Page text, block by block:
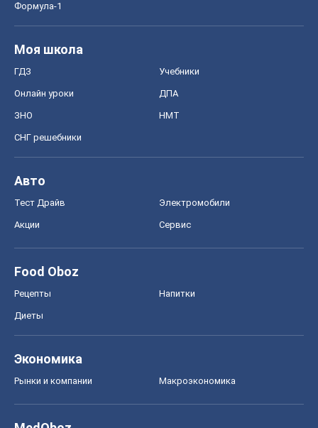
Формула-1
Моя школа
ГДЗ Учебники
Онлайн уроки ДПА
ЗНО НМТ
СНГ решебники
Авто
Тест Драйв Электромобили
Акции Сервис
Food Oboz
Рецепты Напитки
Диеты
Экономика
Рынки и компании Mакроэкономика